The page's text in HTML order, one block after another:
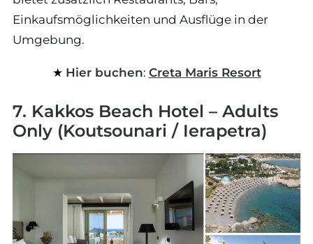
Einkaufsmöglichkeiten und Ausflüge in der
Umgebung.
Hier buchen: Creta Maris Resort
7. Kakkos Beach Hotel – Adults
Only (Koutsounari / Ierapetra)